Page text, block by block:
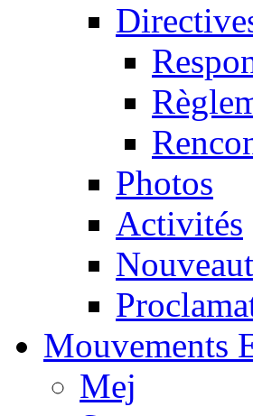
Photos
Activités
Mouvements
Mej